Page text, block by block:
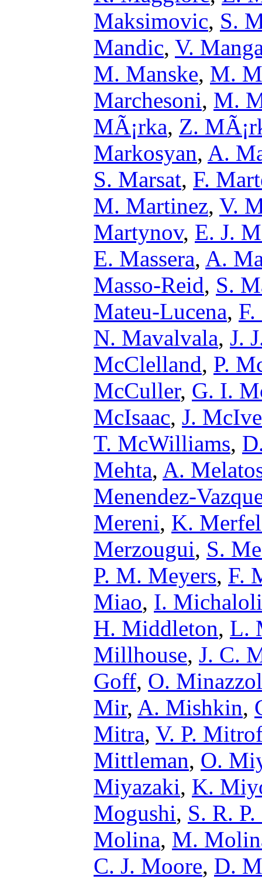
Maksimovic, S.
Mandic, V.
M. Manske, M.
Marchesoni, M.
MÃ¡rka, Z.
Markosyan, A.
S. Marsat, F.
M. Martinez, V.
Martynov, E. J.
E. Massera, A.
Masso-Reid, S.
Mateu-Lucena,
N. Mavalvala, J.
McClelland, P.
McCuller, G. I.
McIsaac, J.
T. McWilliams,
Mehta, A.
Menendez-
Mereni, K.
Merzougui, S.
P. M. Meyers, F.
Miao, I.
H. Middleton, L.
Millhouse, J. C.
Goff, O.
Mir, A. Mishkin,
Mitra, V. P.
Mittleman, O.
Miyazaki, K.
Mogushi, S. R.
Molina, M.
C. J. Moore, D.